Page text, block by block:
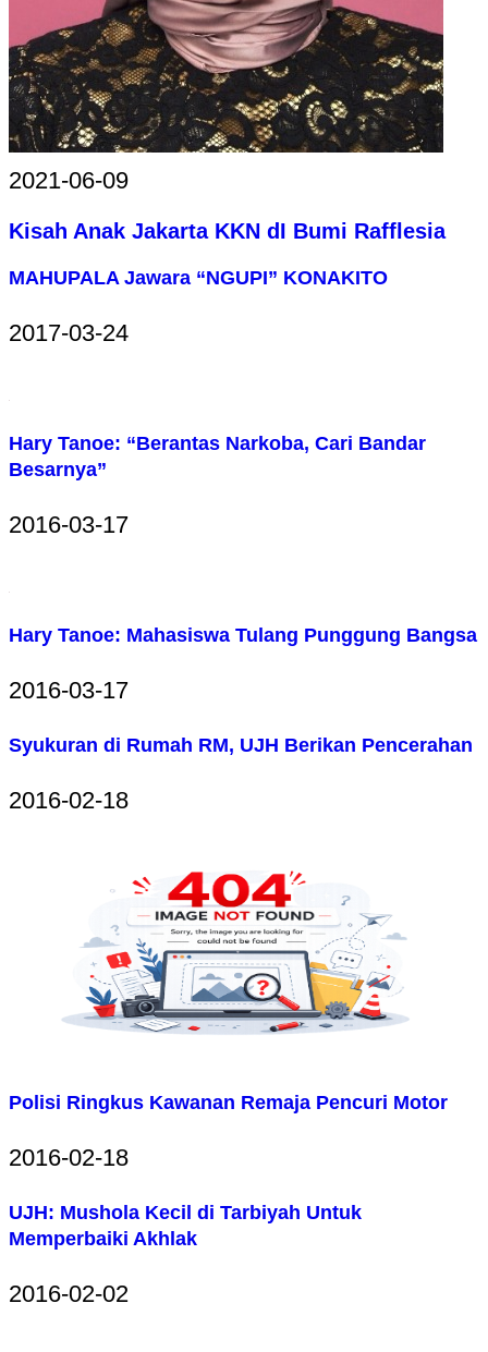
2021-06-09
Kisah Anak Jakarta KKN dI Bumi Rafflesia
MAHUPALA Jawara “NGUPI” KONAKITO
2017-03-24
Hary Tanoe: “Berantas Narkoba, Cari Bandar
Besarnya”
2016-03-17
Hary Tanoe: Mahasiswa Tulang Punggung Bangsa
2016-03-17
Syukuran di Rumah RM, UJH Berikan Pencerahan
2016-02-18
Polisi Ringkus Kawanan Remaja Pencuri Motor
2016-02-18
UJH: Mushola Kecil di Tarbiyah Untuk
Memperbaiki Akhlak
2016-02-02